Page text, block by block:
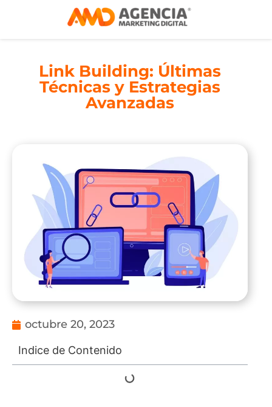
Link Building: Últimas
Técnicas y Estrategias
Avanzadas
octubre 20, 2023
Indice de Contenido